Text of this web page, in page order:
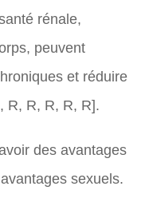
rénale,
peuvent
et réduire
R, R, R, R, R].
des avantages
sexuels.